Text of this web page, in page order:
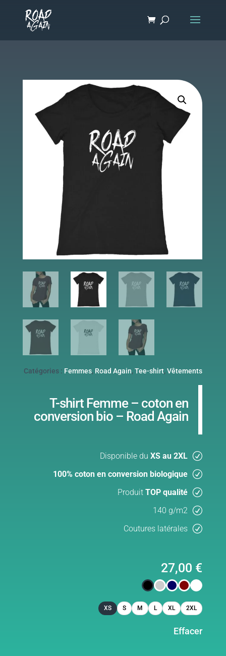
Catégories : Femmes, Road Again,Tee-shirt,Vêtements
T-shirt Femme – coton en
conversion bio – Road Again
Disponible du XS au 2XL
100% coton en conversion biologique
Produit TOP qualité
140 g/m2
Coutures latérales
27,00 €
XS S M L XL 2XL
Effacer